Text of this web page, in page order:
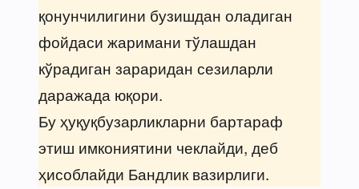
қонунчилигини бузишдан оладиган
фойдаси жаримани тўлашдан
кўрадиган зараридан сезиларли
даражада юқори.
Бу ҳуқуқбузарликларни бартараф
этиш имкониятини чеклайди, деб
ҳисоблайди Бандлик вазирлиги.